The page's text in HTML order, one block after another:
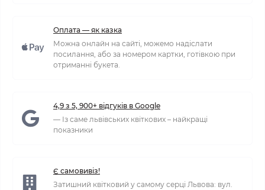
Оплата — як казка
Можна онлайн на сайті, можемо надіслати
посилання, або за номером картки, готівкою при
отриманні букета.
4,9 з 5, 900+ відгуків в Google
— Із саме львівських квіткових – найкращі
показники
Є самовивіз!
Затишний квітковий у самому серці Львова: вул.